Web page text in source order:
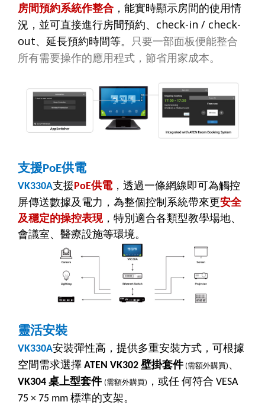
房間預約系統作整合 ，能實時顯示房間的使用情
況，並可直接進行房間預約、 check-in / check-
out、延長預約時間等。 只要一部面板便能整合
所有需要操作的應用程式，節省用家成本。
支援PoE供電
VK330A支援PoE供電，透過一條網線即可為觸控
屏傳送數據及電力，為整個控制系統帶來更安全
及穩定的操控表現 ，特別適合各類型教學場地、
會議室、醫療設施等環境。
靈活安裝
VK330A安裝彈性高，提供多重安裝方式，可根據
空間需求選擇 ATEN VK302 壁掛套件 (需額外購買) 、
VK304 桌上型套件 (需額外購買) ，或任 何符合 VESA
75 × 75 mm 標準的支架。